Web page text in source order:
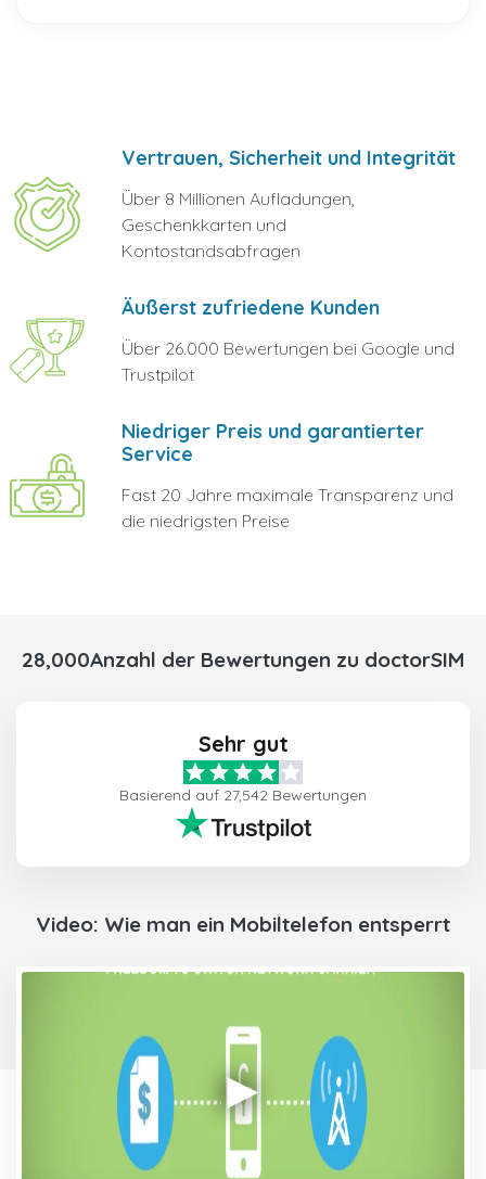
Vertrauen, Sicherheit und Integrität
Über 8 Millionen Aufladungen,
Geschenkkarten und
Kontostandsabfragen
Äußerst zufriedene Kunden
Über 26.000 Bewertungen bei Google und
Trustpilot
Niedriger Preis und garantierter
Service
Fast 20 Jahre maximale Transparenz und
die niedrigsten Preise
28,000Anzahl der Bewertungen zu doctorSIM
Sehr gut
Basierend auf 27,542 Bewertungen
Video: Wie man ein Mobiltelefon entsperrt